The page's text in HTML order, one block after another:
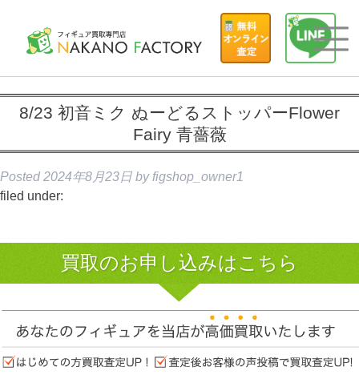
8/23 初音ミク ぬーどるストッパーFlower
Fairy 青薔薇
Posted 2024年8月23日 by figshop_owner1
filed under:
買取のお申し込みはこちら